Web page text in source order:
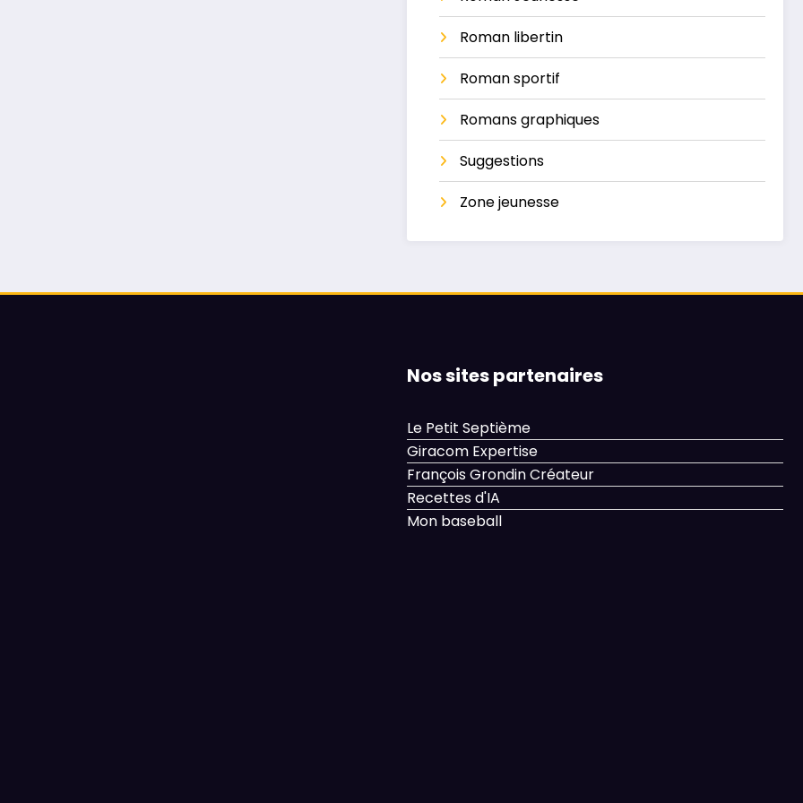
Roman libertin
Roman sportif
Romans graphiques
Suggestions
Zone jeunesse
Nos sites partenaires
Le Petit Septième
Giracom Expertise
François Grondin Créateur
Recettes d'IA
Mon baseball